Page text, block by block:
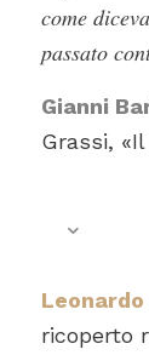
come
passato
Gianni
Grassi,
Leonardo
ricoperto